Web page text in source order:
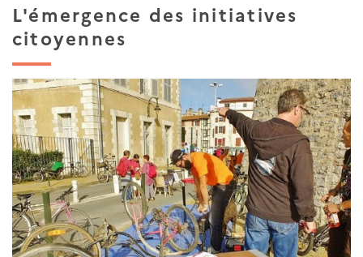
L'émergence des initiatives
citoyennes